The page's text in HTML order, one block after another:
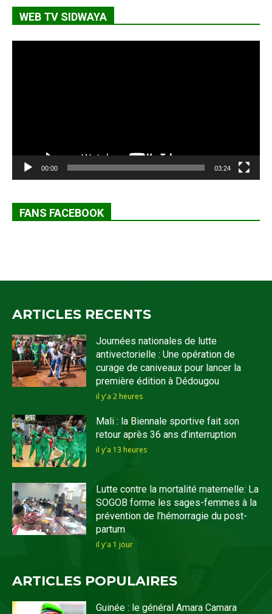
WEB TV SIDWAYA
00:00 03:24
FANS FACEBOOK
ARTICLES RECENTS
Journées nationales de lutte
antivectorielle : Une opération de
curage de caniveaux pour lancer la
première édition à Dédougou
il y'a 2 heures
Mali : la Biennale sportive fait son
retour après 36 ans d’interruption
il y'a 13 heures
Lutte contre la mortalité maternelle: La
SOGOB forme les sages-femmes à la
prévention de l’hémorragie du post-
partum
il y'a 1 jour
ARTICLES POPULAIRES
Guinée : le général Amara Camara